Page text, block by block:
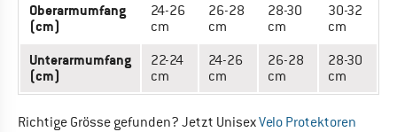
Oberarmumfang
(cm)
24-26
cm
26-28
cm
28-30
cm
30-32
cm
Unterarmumfang
(cm)
22-24
cm
24-26
cm
26-28
cm
28-30
cm
Richtige Grösse gefunden? Jetzt UnisexVelo Protektoren